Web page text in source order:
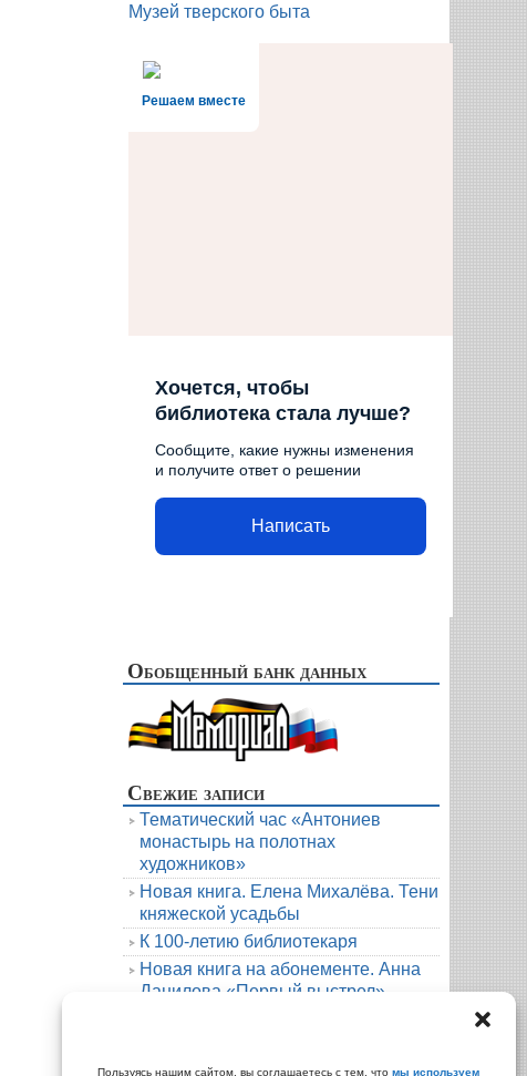
Пользуясь нашим сайтом, вы соглашаетесь с тем, что мы используем
Музей тверского быта
Решаем вместе
Хочется, чтобы
библиотека стала лучше?
Сообщите, какие нужны изменения
и получите ответ о решении
Написать
Обобщенный банк данных
Свежие записи
Тематический час «Антониев
монастырь на полотнах
художников»
Новая книга. Елена Михалёва. Тени
княжеской усадьбы
К 100-летию библиотекаря
Новая книга на абонементе. Анна
Данилова «Первый выстрел»